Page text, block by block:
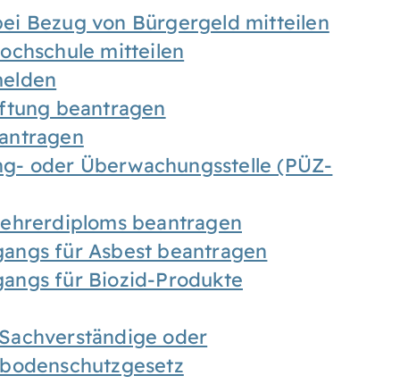
Bezug von Bürgergeld mitteilen
mitteilen
beantragen
oder Überwachungsstelle (PÜZ-
beantragen
für Asbest beantragen
für Biozid-Produkte
oder